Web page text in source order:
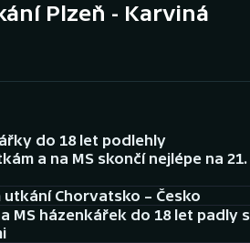
Plzeň - Karviná
do 18 let podlehly
a na MS skončí nejlépe na 21.
utkání Chorvatsko – Česko
MS házenkářek do 18 let padly s